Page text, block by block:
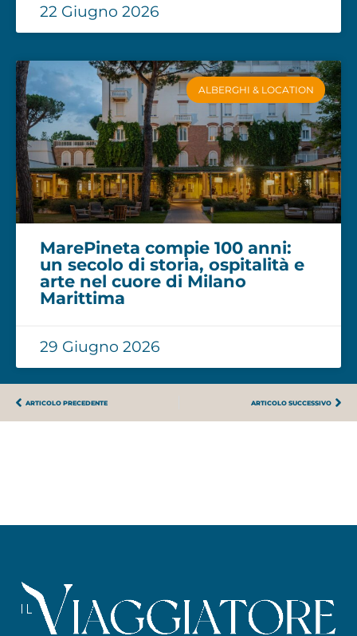
22 Giugno 2026
ALBERGHI & LOCATION
MarePineta compie 100 anni:
un secolo di storia, ospitalità e
arte nel cuore di Milano
Marittima
29 Giugno 2026
ARTICOLO PRECEDENTE ARTICOLO SUCCESSIVO